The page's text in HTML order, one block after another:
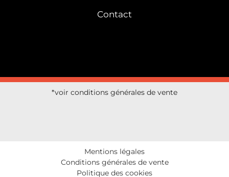
Contact
*voir conditions générales de vente
Mentions légales
Conditions générales de vente
Politique des cookies